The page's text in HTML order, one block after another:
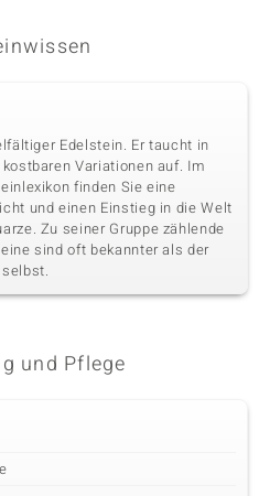
Edelstein. Er taucht in
Variationen auf. Im
finden Sie eine
und einen Einstieg in die Welt
Zu seiner Gruppe zählende
sind oft bekannter als der
und Pflege